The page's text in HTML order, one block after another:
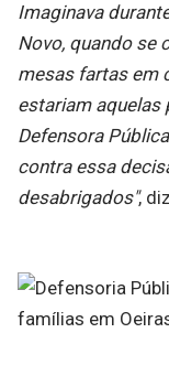
Imaginava
Novo, quando se
mesas fartas em
estariam aquelas
Defensora
contra essa
desabrigados",